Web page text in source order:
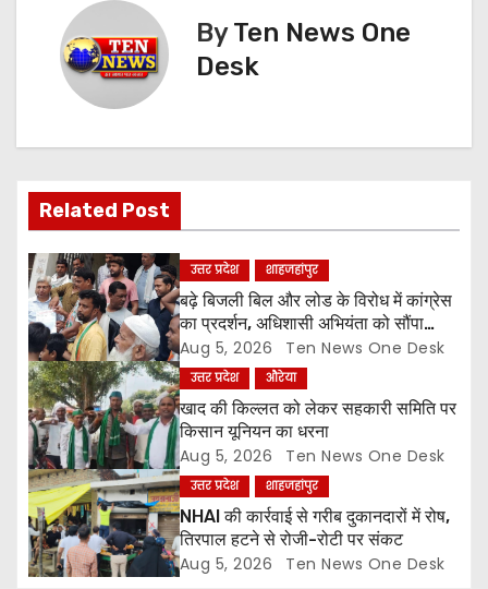
v
g
a
t
i
o
n
ByTen News One
Desk
Related Post
उत्तर प्रदेश शाहजहांपुर
बढ़े बिजली बिल और लोड के विरोध में कांग्रेस
का प्रदर्शन, अधिशासी अभियंता को सौंपा
ज्ञापन
Aug 5, 2026 Ten News One Desk
उत्तर प्रदेश औरेया
खाद की किल्लत को लेकर सहकारी समिति पर
किसान यूनियन का धरना
Aug 5, 2026 Ten News One Desk
उत्तर प्रदेश शाहजहांपुर
NHAI की कार्रवाई से गरीब दुकानदारों में रोष,
तिरपाल हटने से रोजी-रोटी पर संकट
Aug 5, 2026 Ten News One Desk